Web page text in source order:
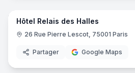
Hôtel Relais des Halles
26 Rue Pierre Lescot, 75001 Paris
Partager Google Maps